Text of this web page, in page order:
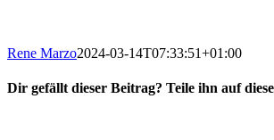
Rene Marzo2024-03-14T07:33:51+01:00
Dir gefällt dieser Beitrag? Teile ihn auf